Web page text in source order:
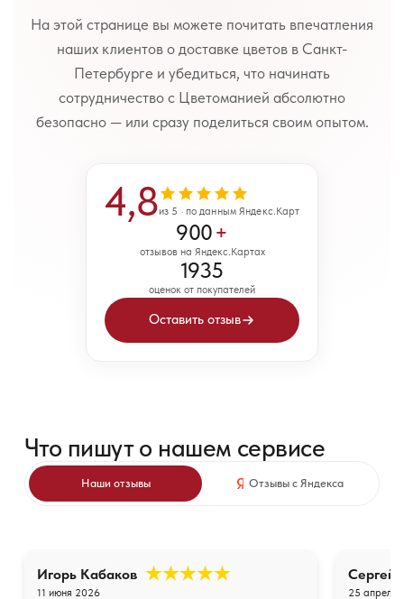
На этой странице вы можете почитать впечатления
наших клиентов о доставке цветов в Санкт-
Петербурге и убедиться, что начинать
сотрудничество с Цветоманией абсолютно
безопасно — или сразу поделиться своим опытом.
4,8из 5 · по данным Яндекс.Карт
900+
отзывов на Яндекс.Картах
1935
оценок от покупателей
Оставить отзыв
Что пишут о нашем сервисе
Наши отзывы Отзывы с Яндекса
Игорь Кабаков
11 июня 2026
Сергей
25 апреля